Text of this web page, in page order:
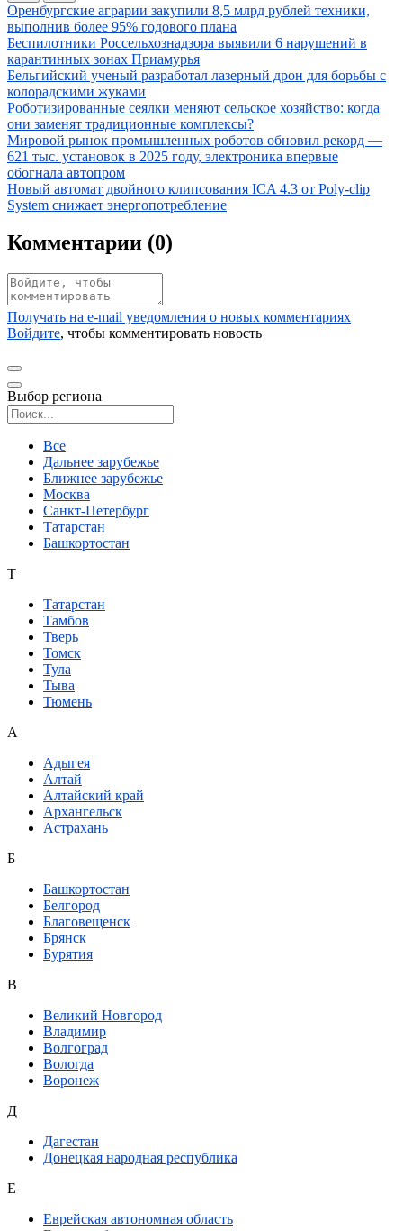
Иллюстрация новости
Оренбургские аграрии закупили 8,5 млрд рублей техники,
выполнив более 95% годового плана
Иллюстрация новости
Беспилотники Россельхознадзора выявили 6 нарушений в
карантинных зонах Приамурья
Иллюстрация новости
Бельгийский ученый разработал лазерный дрон для борьбы с
колорадскими жуками
Иллюстрация новости
Роботизированные сеялки меняют сельское хозяйство: когда
они заменят традиционные комплексы?
Иллюстрация новости
Мировой рынок промышленных роботов обновил рекорд —
621 тыс. установок в 2025 году, электроника впервые
обогнала автопром
Иллюстрация новости
Новый автомат двойного клипсования ICA 4.3 от Poly-clip
System снижает энергопотребление
Комментарии (0)
Получать на e‑mail уведомления о новых комментариях
Войдите, чтобы комментировать новость
Выбор региона
Все
Дальнее зарубежье
Ближнее зарубежье
Москва
Санкт-Петербург
Татарстан
Башкортостан
Т
Татарстан
Тамбов
Тверь
Томск
Тула
Тыва
Тюмень
А
Адыгея
Алтай
Алтайский край
Архангельск
Астрахань
Б
Башкортостан
Белгород
Благовещенск
Брянск
Бурятия
В
Великий Новгород
Владимир
Волгоград
Вологда
Воронеж
Д
Дагестан
Донецкая народная республика
Е
Еврейская автономная область